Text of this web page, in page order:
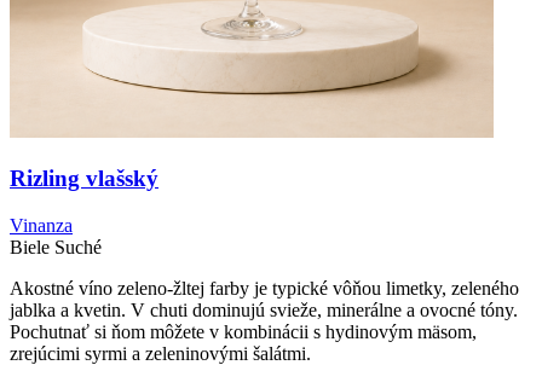
Rizling vlašský
Vinanza
Biele Suché
Akostné víno zeleno-žltej farby je typické vôňou limetky, zeleného
jablka a kvetin. V chuti dominujú svieže, minerálne a ovocné tóny.
Pochutnať si ňom môžete v kombinácii s hydinovým mäsom,
zrejúcimi syrmi a zeleninovými šalátmi.